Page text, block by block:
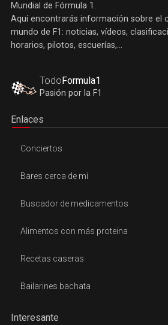
Mundial de Fórmula 1.
Aquí encontrarás información sobre el
mundo de F1: noticias, vídeos,
horarios, pilotos, escuerías,...
Todo Formula1
Pasión por la F1
Enlaces
Conciertos
Bares cerca de mí
Buscador de medicamentos
Alimentos con más proteina
Recetas caseras
Bailarines bachata
Interesante